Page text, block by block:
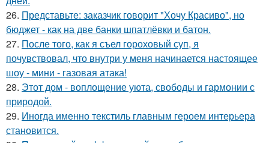
26. Представьте: заказчик говорит "Хочу Красиво", но
бюджет - как на две банки шпатлёвки и батон.
27. После того, как я съел гороховый суп, я
почувствовал, что внутри у меня начинается настоящее
шоу - мини - газовая атака!
28. Этот дом - воплощение уюта, свободы и гармонии с
природой.
29. Иногда именно текстиль главным героем интерьера
становится.